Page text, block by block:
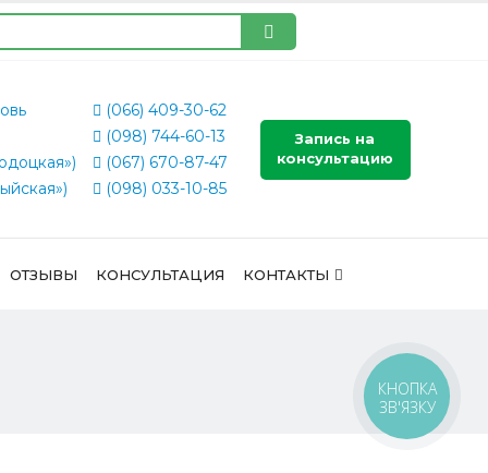
(066) 409-30-62
(098) 744-60-13
(067) 670-87-47
(098) 033-10-85
Запись на
консультацию
ОТЗЫВЫ КОНСУЛЬТАЦИЯ КОНТАКТЫ
КНОПКА
ЗВ'ЯЗКУ